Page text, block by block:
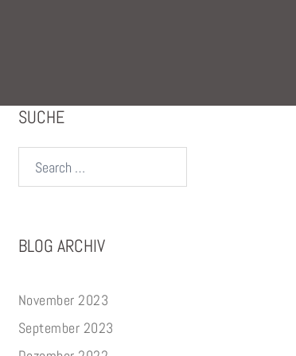
SUCHE
BLOG ARCHIV
November 2023
September 2023